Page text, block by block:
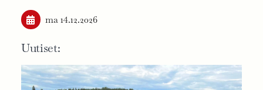
ma 14.12.2026
Uutiset: